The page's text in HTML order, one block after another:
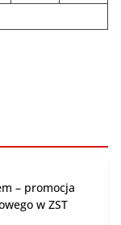
– promocja
w ZST